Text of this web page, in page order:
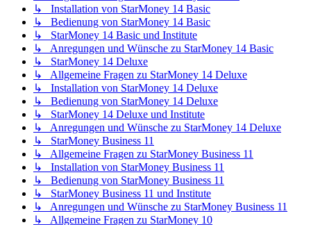
↳ Installation von StarMoney 14 Basic
↳ Bedienung von StarMoney 14 Basic
↳ StarMoney 14 Basic und Institute
↳ Anregungen und Wünsche zu StarMoney 14 Basic
↳ StarMoney 14 Deluxe
↳ Allgemeine Fragen zu StarMoney 14 Deluxe
↳ Installation von StarMoney 14 Deluxe
↳ Bedienung von StarMoney 14 Deluxe
↳ StarMoney 14 Deluxe und Institute
↳ Anregungen und Wünsche zu StarMoney 14 Deluxe
↳ StarMoney Business 11
↳ Allgemeine Fragen zu StarMoney Business 11
↳ Installation von StarMoney Business 11
↳ Bedienung von StarMoney Business 11
↳ StarMoney Business 11 und Institute
↳ Anregungen und Wünsche zu StarMoney Business 11
↳ Allgemeine Fragen zu StarMoney 10